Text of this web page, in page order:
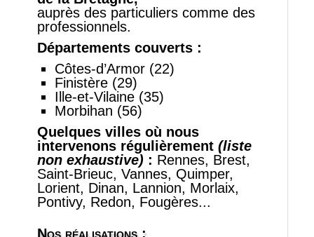
auprès des particuliers comme des
professionnels.
Départements couverts :
Côtes‑d’Armor (22)
Finistère (29)
Ille‑et‑Vilaine (35)
Morbihan (56)
Quelques villes où nous
intervenons régulièrement (liste
non exhaustive) : Rennes, Brest,
Saint‑Brieuc, Vannes, Quimper,
Lorient, Dinan, Lannion, Morlaix,
Pontivy, Redon, Fougères...
Nos réalisations :